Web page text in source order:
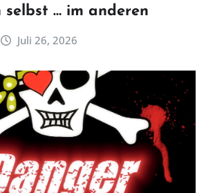
selbst … im anderen
Juli 26, 2026